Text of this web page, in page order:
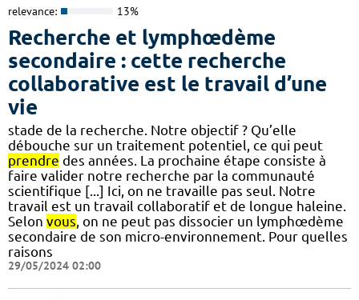
relevance: 13%
Recherche et lymphœdème
secondaire : cette recherche
collaborative est le travail d’une
vie
stade de la recherche. Notre objectif ? Qu’elle
débouche sur un traitement potentiel, ce qui peut
prendre des années. La prochaine étape consiste à
faire valider notre recherche par la communauté
scientifique [...] Ici, on ne travaille pas seul. Notre
travail est un travail collaboratif et de longue haleine.
Selon vous, on ne peut pas dissocier un lymphœdème
secondaire de son micro-environnement. Pour quelles
raisons
29/05/2024 02:00